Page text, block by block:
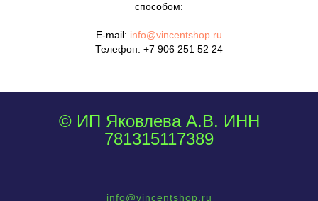
способом:
E-mail: info@vincentshop.ru
Телефон: +7 906 251 52 24
© ИП Яковлева А.В. ИНН
781315117389
info@vincentshop.ru